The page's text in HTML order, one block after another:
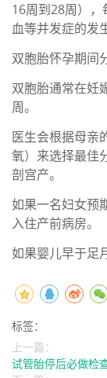
16周到28周）
血等并发症的发
双胞胎怀孕期间
双胞胎通常在妊
周。
医生会根据母亲
氧）来选择最佳
剖宫产。
如果一名妇女预
入住产前病房。
如果婴儿早于足
标签：
上一篇：
试管胎停后必做检